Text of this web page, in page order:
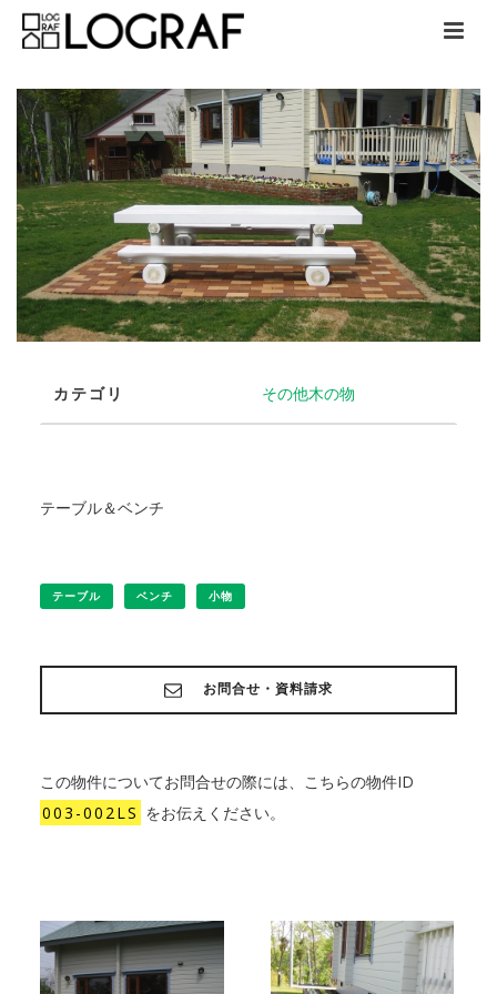
カテゴリ その他木の物
テーブル＆ベンチ
テーブル ベンチ 小物
お問合せ・資料請求
この物件についてお問合せの際には、こちらの物件ID
003-002LS をお伝えください。